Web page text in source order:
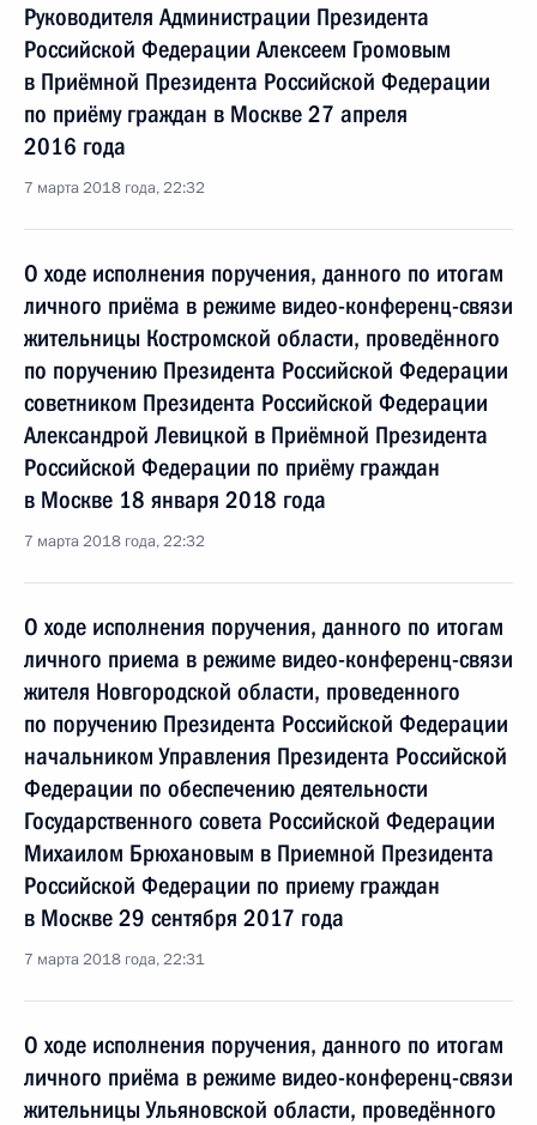
Руководителя Администрации Президента
Российской Федерации Алексеем Громовым
в Приёмной Президента Российской Федерации
по приёму граждан в Москве 27 апреля
2016 года
7 марта 2018 года, 22:32
О ходе исполнения поручения, данного по итогам
личного приёма в режиме видео-конференц-связи
жительницы Костромской области, проведённого
по поручению Президента Российской Федерации
советником Президента Российской Федерации
Александрой Левицкой в Приёмной Президента
Российской Федерации по приёму граждан
в Москве 18 января 2018 года
7 марта 2018 года, 22:32
О ходе исполнения поручения, данного по итогам
личного приема в режиме видео-конференц-связи
жителя Новгородской области, проведенного
по поручению Президента Российской Федерации
начальником Управления Президента Российской
Федерации по обеспечению деятельности
Государственного совета Российской Федерации
Михаилом Брюхановым в Приемной Президента
Российской Федерации по приему граждан
в Москве 29 сентября 2017 года
7 марта 2018 года, 22:31
О ходе исполнения поручения, данного по итогам
личного приёма в режиме видео-конференц-связи
жительницы Ульяновской области, проведённого